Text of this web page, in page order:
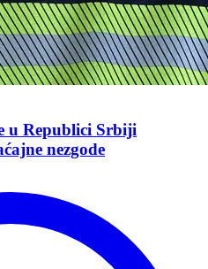
u Republici Srbiji
nezgode